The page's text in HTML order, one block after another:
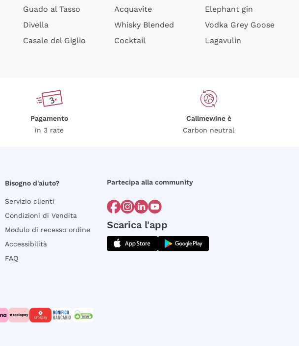
Guado al Tasso
Divella
Casale del Giglio
Acquavite
Whisky Blended
Cocktail
Elephant gin
Vodka Grey Goose
Lagavulin
Pagamento
in 3 rate
Callmewine è
Carbon neutral
Bisogno d'aiuto?
Servizio clienti
Condizioni di Vendita
Modulo di recesso ordine
Accessibilità
FAQ
Partecipa alla community
Scarica l'app